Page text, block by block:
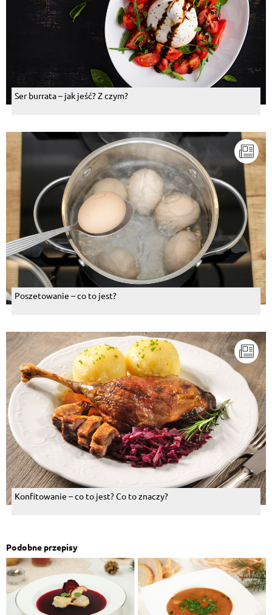
Ser burrata – jak jeść? Z czym?
Poszetowanie – co to jest?
Konfitowanie – co to jest? Co to znaczy?
Podobne przepisy